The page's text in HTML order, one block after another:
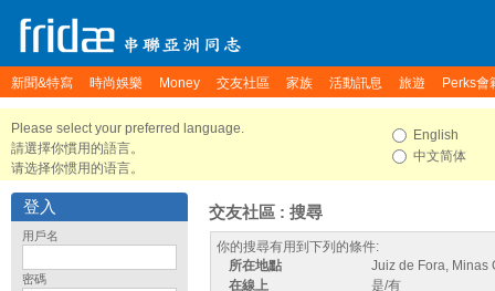
新聞&特寫 時尚娛樂 Money 交友社區 家族 活動訊息 旅遊 Perks會
Please select your preferred language.
請選擇你慣用的語言。
请选择你惯用的语言。
English
中文简体
登入
用戶名
密碼
交友社區 : 搜尋
你的搜尋有用到下列的條件:
所在地點
Juiz de Fora, Minas
在線上
是/有